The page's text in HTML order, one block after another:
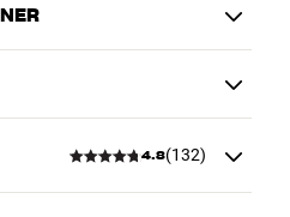
1 MK2 levere lyd i krystalklar
i hvid mat (Satin White), sort
Oak).
som for en
Basrefleks
4.8(132)